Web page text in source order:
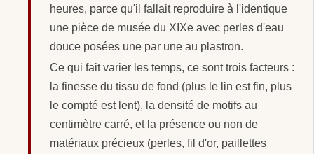
heures, parce qu'il fallait reproduire à l'identique
une pièce de musée du XIXe avec perles d'eau
douce posées une par une au plastron.
Ce qui fait varier les temps, ce sont trois facteurs :
la finesse du tissu de fond (plus le lin est fin, plus
le compté est lent), la densité de motifs au
centimètre carré, et la présence ou non de
matériaux précieux (perles, fil d'or, paillettes